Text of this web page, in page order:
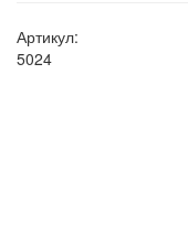
Артикул:
5024